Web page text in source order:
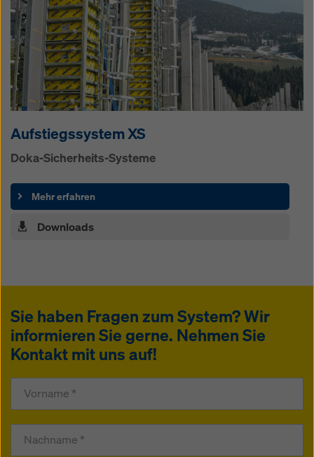
Aufstiegssystem XS
Doka-Sicherheits-Systeme
Mehr erfahren
Downloads
Sie haben Fragen zum System? Wir
informieren Sie gerne. Nehmen Sie
Kontakt mit uns auf!